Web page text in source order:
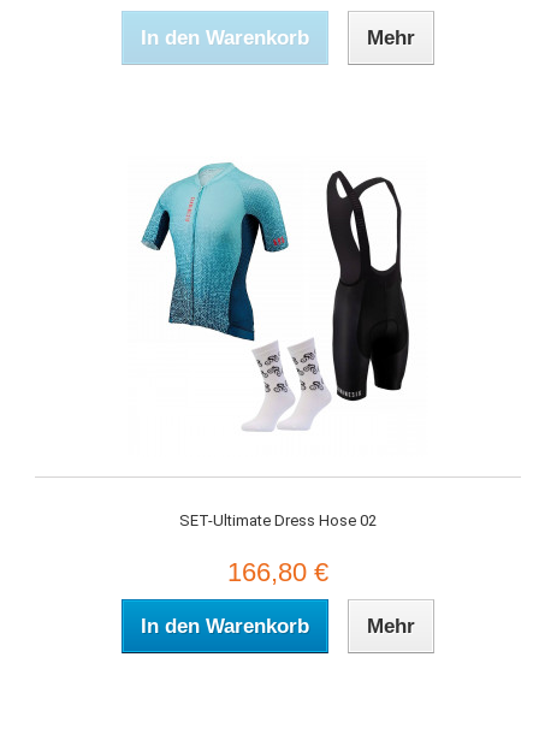
In den Warenkorb Mehr
SET-Ultimate Dress Hose 02
166,80 €
In den Warenkorb Mehr